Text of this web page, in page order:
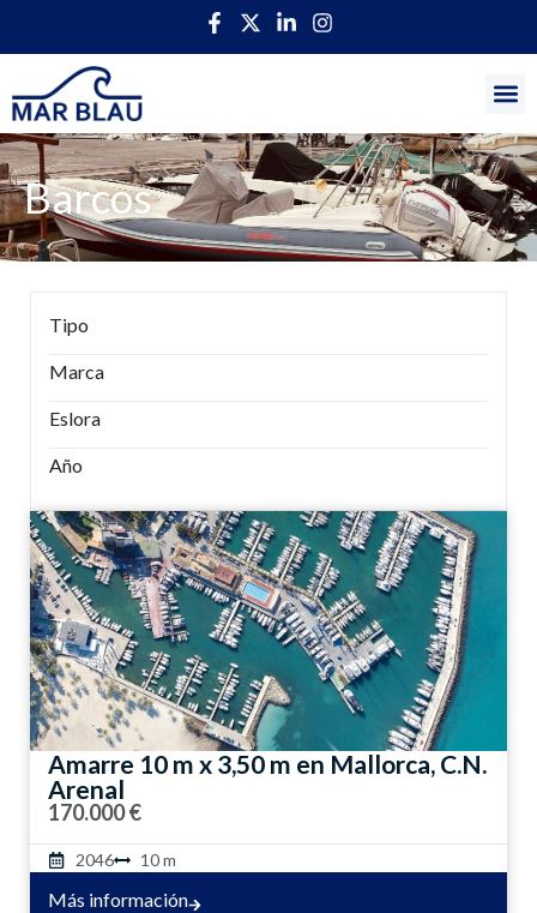
Barcos
Tipo
Marca
Eslora
Año
Amarre 10 m x 3,50 m en Mallorca, C.N.
Arenal
170.000 €
2046 10 m
Más información